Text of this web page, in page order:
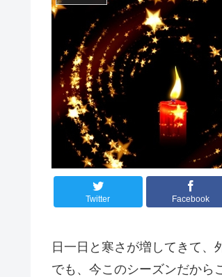
Twitter Facebook
日一日と寒さが増してきて、
でも、今このシーズンだから